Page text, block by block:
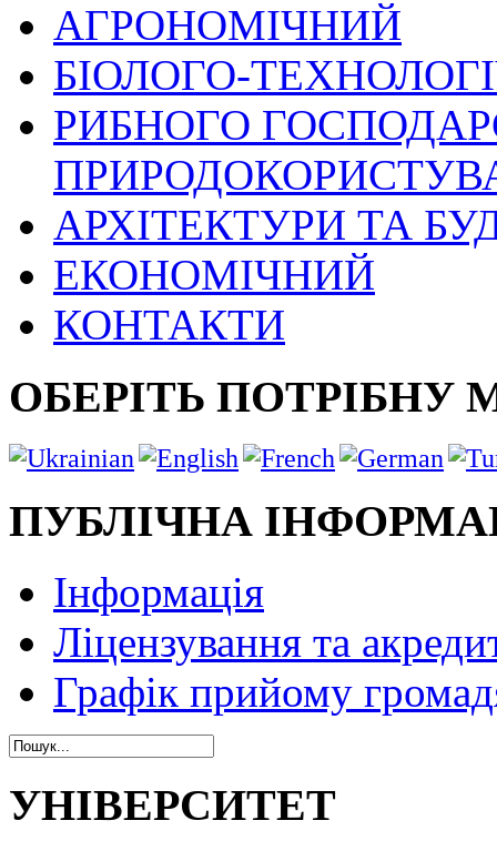
АГРОНОМІЧНИЙ
БІОЛОГО-
РИБНОГО
АРХІТЕКТУРИ ТА
ЕКОНОМІЧНИЙ
КОНТАКТИ
ОБЕРІТЬ ПОТРІБНУ
ПУБЛІЧНА
Інформація
Ліцензування та
Графік прийому
УНІВЕРСИТЕТ